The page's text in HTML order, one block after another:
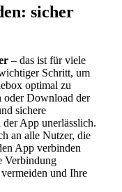
sicher
– das ist für viele
Schritt, um
optimal zu
oder Download der
sichere
App unerlässlich.
an alle Nutzer, die
App verbinden
Verbindung
und Ihre